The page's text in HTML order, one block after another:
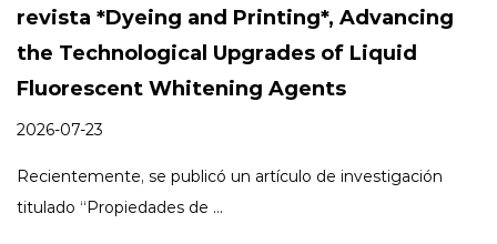
revista *Dyeing and Printing*, Advancing
the Technological Upgrades of Liquid
Fluorescent Whitening Agents
2026-07-23
Recientemente, se publicó un artículo de investigación
titulado “Propiedades de ...